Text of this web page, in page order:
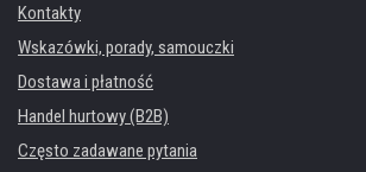
Kontakty
Wskazówki, porady, samouczki
Dostawa i płatność
Handel hurtowy (B2B)
Często zadawane pytania